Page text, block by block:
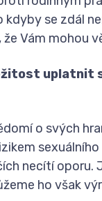
se zdál
Vám mohou
uplatnit
o svých
necítí oporu.
ho však